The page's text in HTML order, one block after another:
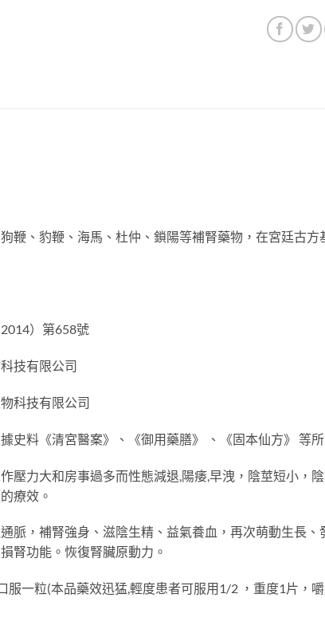
鞭、豹鞭、海馬、杜仲、鎖陽等補腎藥物，在宮廷古
）第658號
技有限公司
科技有限公司
史料《清宮醫案》、《御用藥膳》 、《固本仙方》 等
壓力大和房事過多而性態減退,陽痿,早洩，陰莖短小，
療效。
通脈，補腎強身、滋陰生精、益氣養血，再次萌動生長
腎功能。恢復腎臟原動力。
服一粒(本品藥效迅猛,輕度患者可服用1/2 ，重度1片，嚼